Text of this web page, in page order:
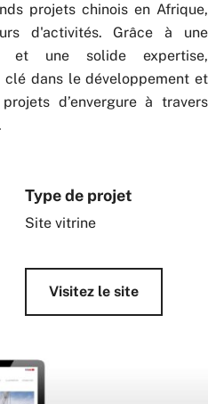
projets chinois en Afrique,
d'activités. Grâce à une
et une solide expertise,
clé dans le développement et
d’envergure à travers
Type de projet
Site vitrine
Visitez le site